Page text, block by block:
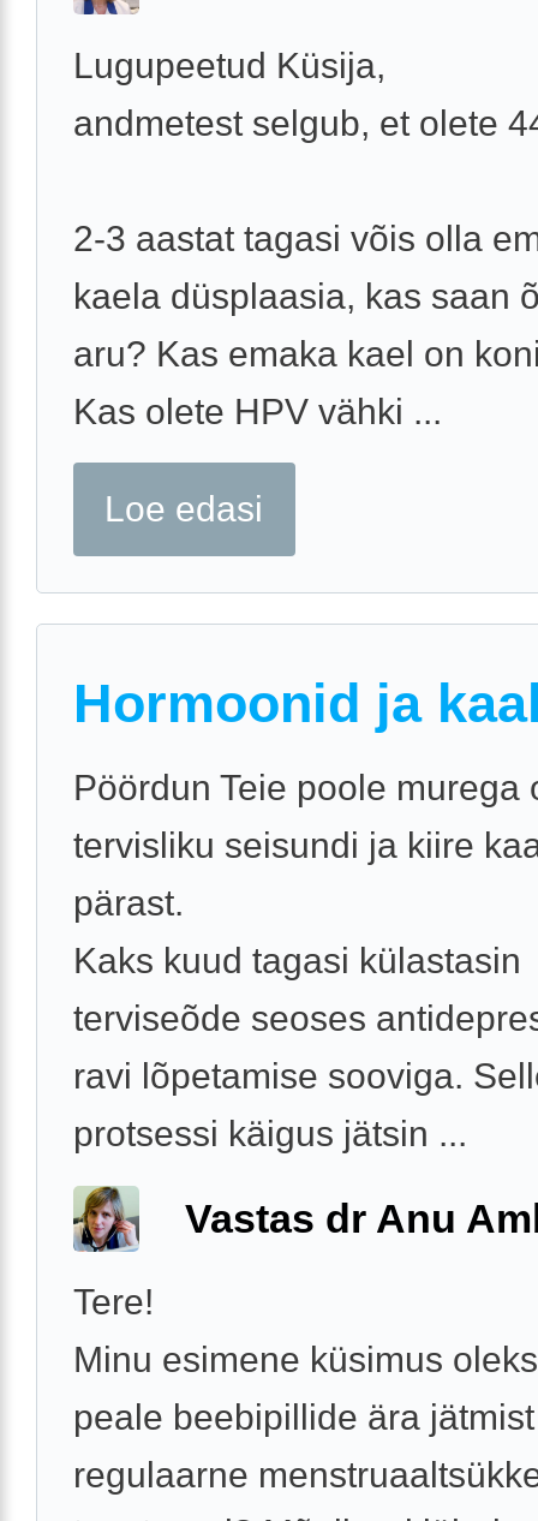
Lugupeetud Küsija,
andmetest selgub, et olete
2-3 aastat tagasi võis olla
kaela düsplaasia, kas saan
aru? Kas emaka kael on
Kas olete HPV vähki ...
Loe edasi
Hormoonid ja
Pöördun Teie poole murega
tervisliku seisundi ja kiire
pärast.
Kaks kuud tagasi külastasin
terviseõde seoses
ravi lõpetamise sooviga.
protsessi käigus jätsin ...
Vastas dr Anu
Tere!
Minu esimene küsimus
peale beebipillide ära
regulaarne